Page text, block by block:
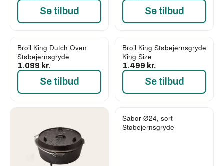
Se tilbud Se tilbud
Broil King Dutch Oven
Støbejernsgryde
1.099 kr.
Se tilbud
Broil King Støbejernsgryde
King Size
1.499 kr.
Se tilbud
Sabor Ø24, sort
Støbejernsgryde